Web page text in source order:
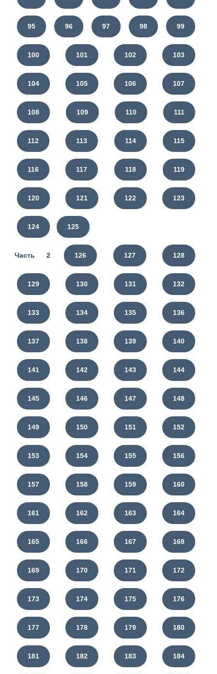
95 96 97 98 99
100 101 102 103
104 105 106 107
108 109 110 111
112 113 114 115
116 117 118 119
120 121 122 123
124 125
Часть 2 126 127 128
129 130 131 132
133 134 135 136
137 138 139 140
141 142 143 144
145 146 147 148
149 150 151 152
153 154 155 156
157 158 159 160
161 162 163 164
165 166 167 168
169 170 171 172
173 174 175 176
177 178 179 180
181 182 183 184